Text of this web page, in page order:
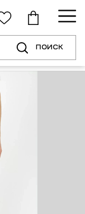
ПОИСК
защиты для